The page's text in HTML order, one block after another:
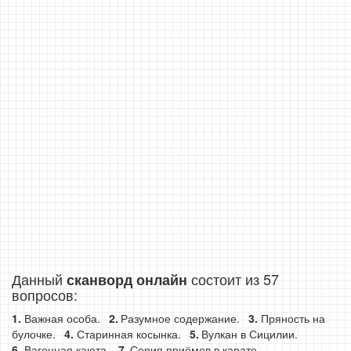
Данный сканворд онлайн состоит из 57
вопросов:
Важная особа. Разумное содержание.
Пряность на
булочке.
Старинная косынка.
Вулкан в Сицилии.